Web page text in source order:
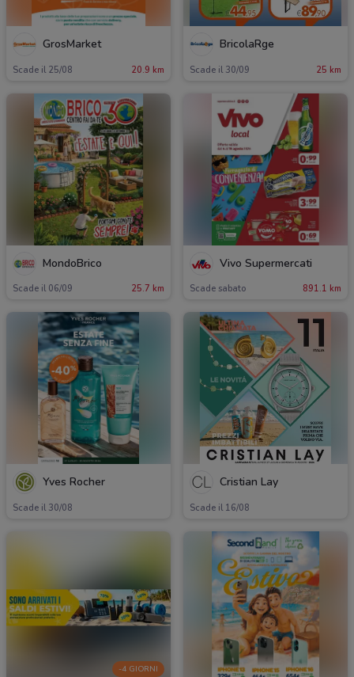
GrosMarket
Scade il 25/08 20.9 km
BricolaRge
Scade il 30/09 25 km
MondoBrico
Scade il 06/09 25.7 km
Vivo Supermercati
Scade sabato 891.1 km
Yves Rocher
Scade il 30/08
Cristian Lay
Scade il 16/08
-4 GIORNI